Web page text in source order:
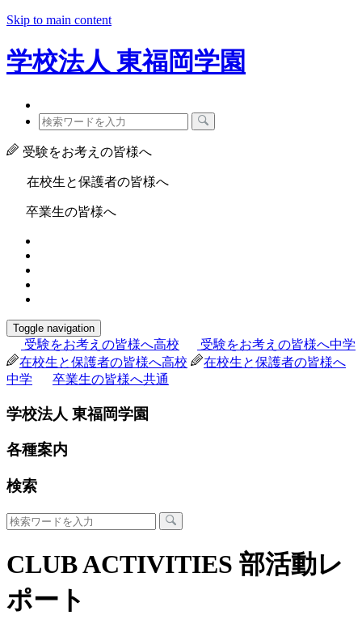
Skip to main content
学校法人 東福岡学園
受験をお考えの皆様へ
在校生と保護者の皆様へ
卒業生の皆様へ
Toggle navigation
受験をお考えの皆様へ高校 受験をお考えの皆様へ中学
在校生と保護者の皆様へ高校
在校生と保護者の皆様へ
中学
卒業生の皆様へ共通
学校法人 東福岡学園
各種案内
検索
CLUB ACTIVITIES 部活動レ
ポート